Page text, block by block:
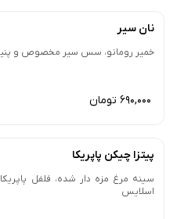
نان سیر
خمیر رومانو، سس سیر مخصوص و پنیر
690,000 تومان
پیتزا چیکن پاپریکا
سینه مرغ مزه دار شده، فلفل
اسلایس